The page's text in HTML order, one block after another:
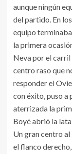
aunque ningún
del partido. En
equipo
la primera
Neva por el
centro raso que
responder el
con éxito, puso a
aterrizada la
Boyé abrió la
Un gran centro al
el flanco